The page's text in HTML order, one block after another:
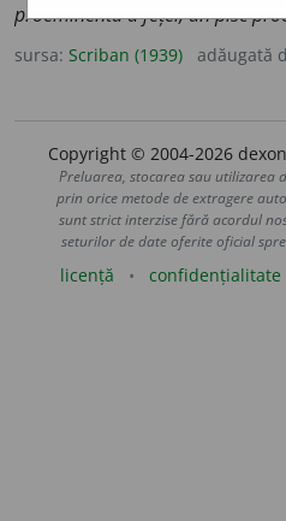
proeminentă a fețeĭ, un pisc
sursa: Scriban (1939) adăugată
Copyright © 2004-2026
Preluarea, stocarea sau utilizarea
prin orice metode de extragere
sunt strict interzise fără acordul
seturilor de date oferite oficial
licență confidențialitate